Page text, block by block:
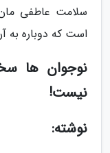
سلامت عاطفی
است که دوباره به
نوجوان ها
نیست!
نوشته: